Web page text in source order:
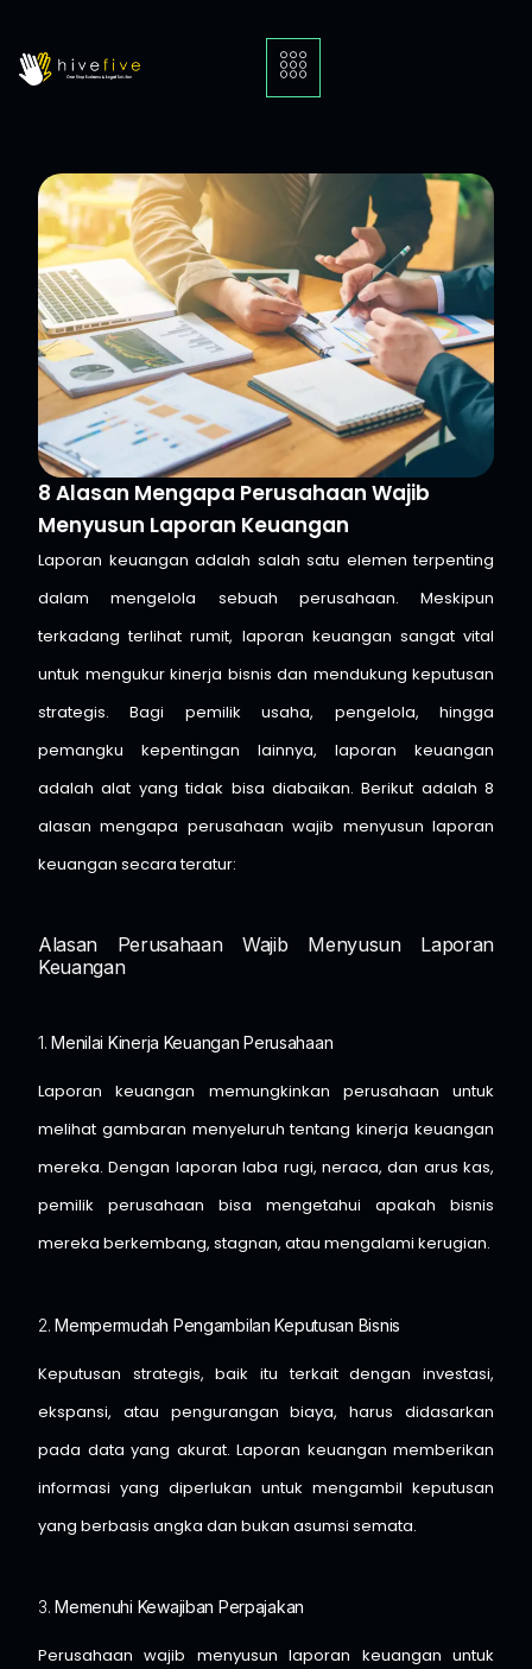
8 Alasan Mengapa Perusahaan Wajib
Menyusun Laporan Keuangan
Laporan keuangan adalah salah satu elemen terpenting
dalam mengelola sebuah perusahaan. Meskipun
terkadang terlihat rumit, laporan keuangan sangat vital
untuk mengukur kinerja bisnis dan mendukung keputusan
strategis. Bagi pemilik usaha, pengelola, hingga
pemangku kepentingan lainnya, laporan keuangan
adalah alat yang tidak bisa diabaikan. Berikut adalah 8
alasan mengapa perusahaan wajib menyusun laporan
keuangan secara teratur:
Alasan Perusahaan Wajib Menyusun Laporan
Keuangan
1.Menilai Kinerja Keuangan Perusahaan
Laporan keuangan memungkinkan perusahaan untuk
melihat gambaran menyeluruh tentang kinerja keuangan
mereka. Dengan laporan laba rugi, neraca, dan arus kas,
pemilik perusahaan bisa mengetahui apakah bisnis
mereka berkembang, stagnan, atau mengalami kerugian.
2.Mempermudah Pengambilan Keputusan Bisnis
Keputusan strategis, baik itu terkait dengan investasi,
ekspansi, atau pengurangan biaya, harus didasarkan
pada data yang akurat. Laporan keuangan memberikan
informasi yang diperlukan untuk mengambil keputusan
yang berbasis angka dan bukan asumsi semata.
3.Memenuhi Kewajiban Perpajakan
Perusahaan wajib menyusun laporan keuangan untuk